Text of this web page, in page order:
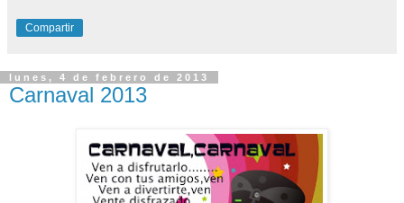
Compartir
lunes, 4 de febrero de 2013
Carnaval 2013